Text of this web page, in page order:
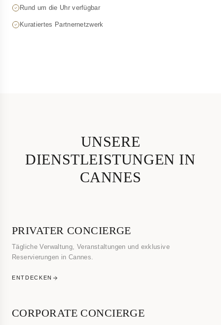
Rund um die Uhr verfügbar
Kuratiertes Partnernetzwerk
UNSERE
DIENSTLEISTUNGEN IN
CANNES
PRIVATER CONCIERGE
Tägliche Verwaltung, Veranstaltungen und exklusive
Reservierungen in Cannes.
ENTDECKEN
CORPORATE CONCIERGE